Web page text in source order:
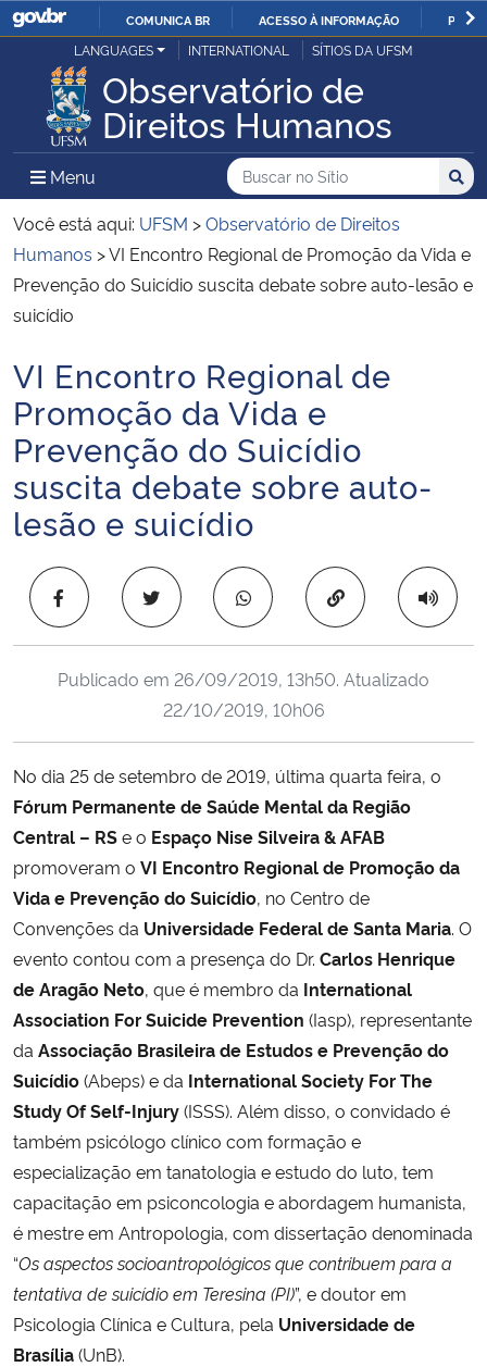
IR
PARA
CONTEÚDO
COMUNICA BR ACESSO À INFORMAÇÃO
Ministério da Justiça e Segurança Pública
Ministério da Defesa
Ministério das Relações Exteriores
Ministério da Economia
Ministério da Agricultura, Pecuária e Abastecimento
Ministério da Educação
Ministério da Cidadania
Ministério da Saúde
Ministério de Minas e Energia
Ministério da Ciência, Tecnologia, Inovações e Comunicações
Ministério do Desenvolvimento Regional
Controladoria-Geral da União
Ministério da Mulher, da Família e dos Direitos Humanos
Secretaria-Geral
Secretaria de Governo
Gabinete de Segurança Institucional
Advocacia-Geral da União
Banco Central do Brasil
LANGUAGES INTERNATIONAL SÍTIOS DA UFSM
Observatório de
Direitos Humanos
Menu Menu Principal do Sítio
Busca
Buscar no no Sítio
Busca:
Você está aqui: UFSM >Observatório de Direitos
Humanos >VI Encontro Regional de Promoção da Vida e
Prevenção do Suicídio suscita debate sobre auto-lesão e
suicídio
Início do conteúdo
VI Encontro Regional de
Promoção da Vida e
Prevenção do Suicídio
suscita debate sobre auto-
lesão e suicídio
Copiar para área
Publicado em 26/09/2019, 13h50. Atualizado
22/10/2019, 10h06
No dia 25 de setembro de 2019, última quarta feira, o
Fórum Permanente de Saúde Mental da Região
Central – RSe o Espaço Nise Silveira & AFAB
promoveram o VI Encontro Regional de Promoção da
Vida e Prevenção do Suicídio, no Centro de
Convenções da Universidade Federal de Santa Maria. O
evento contou com a presença do Dr. Carlos Henrique
de Aragão Neto, que é membro da International
Association For Suicide Prevention (Iasp), representante
da Associação Brasileira de Estudos e Prevenção do
Suicídio(Abeps) e da International Society For The
Study Of Self-Injury(ISSS). Além disso, o convidado é
também psicólogo clínico com formação e
especialização em tanatologia e estudo do luto, tem
capacitação em psiconcologia e abordagem humanista,
é mestre em Antropologia, com dissertação denominada
“Os aspectos socioantropológicos que contribuem para a
tentativa de suicídio em Teresina (PI)”, e doutor em
Psicologia Clínica e Cultura, pela Universidade de
Brasília(UnB).